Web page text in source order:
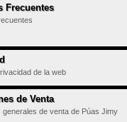
Frecuentes
de la web
de Venta
generales de venta de Púas Jimy